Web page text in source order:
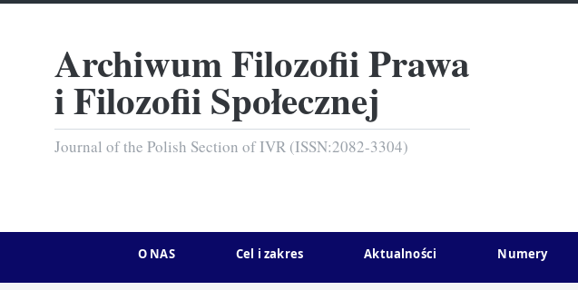
Archiwum Filozofii Prawa
i Filozofii Społecznej
Journal of the Polish Section of IVR (ISSN:2082-3304)
O NAS Cel i zakres Aktualności Numery